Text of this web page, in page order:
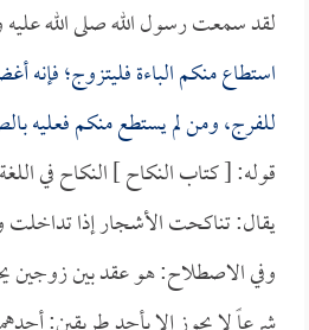
لقد سمعت رسول الله صلى الله
استطاع منكم الباءة فليتزوج؛
للفرج، ومن لم يستطع منكم فعليه
قوله: [ كتاب النكاح ] النكاح في
يقال: تناكحت الأشجار إذا
وفي الاصطلاح: هو عقد بين زوجين